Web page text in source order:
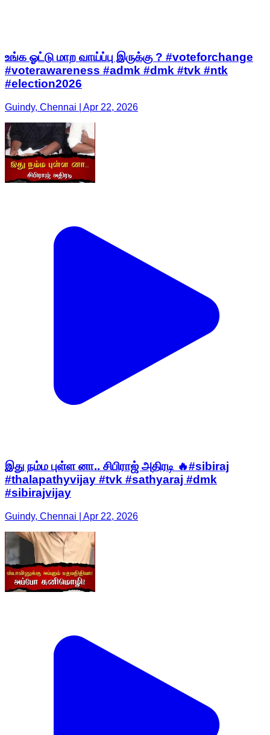
உங்க ஓட்டு மாற வாய்ப்பு இருக்கு ? #voteforchange
#voterawareness #admk #dmk #tvk #ntk
#election2026
Guindy, Chennai | Apr 22, 2026
இது நம்ம புள்ள னா.. சிபிராஜ் அதிரடி 🔥#sibiraj
#thalapathyvijay #tvk #sathyaraj #dmk
#sibirajvijay
Guindy, Chennai | Apr 22, 2026